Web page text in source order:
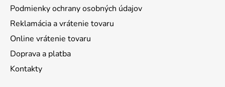
Podmienky ochrany osobných údajov
Reklamácia a vrátenie tovaru
Online vrátenie tovaru
Doprava a platba
Kontakty